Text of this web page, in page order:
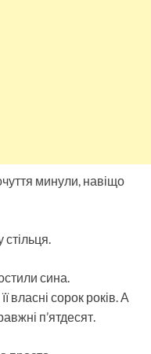
минули, навіщо
стільця.
сина.
власні сорок років. А
п’ятдесят.